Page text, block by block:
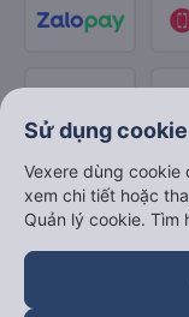
Sử dụng cookie
Vexere dùng cookie
xem chi tiết hoặc
Quản lý cookie. Tìm